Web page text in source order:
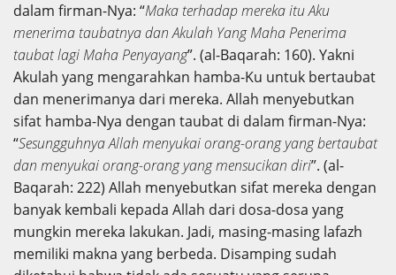
dalam firman-Nya: “Maka terhadap mereka itu Aku
menerima taubatnya dan Akulah Yang Maha Penerima
taubat lagi Maha Penyayang”. (al-Baqarah: 160). Yakni
Akulah yang mengarahkan hamba-Ku untuk bertaubat
dan menerimanya dari mereka. Allah menyebutkan
sifat hamba-Nya dengan taubat di dalam firman-Nya:
“Sesungguhnya Allah menyukai orang-orang yang bertaubat
dan menyukai orang-orang yang mensucikan diri”. (al-
Baqarah: 222) Allah menyebutkan sifat mereka dengan
banyak kembali kepada Allah dari dosa-dosa yang
mungkin mereka lakukan. Jadi, masing-masing lafazh
memiliki makna yang berbeda. Disamping sudah